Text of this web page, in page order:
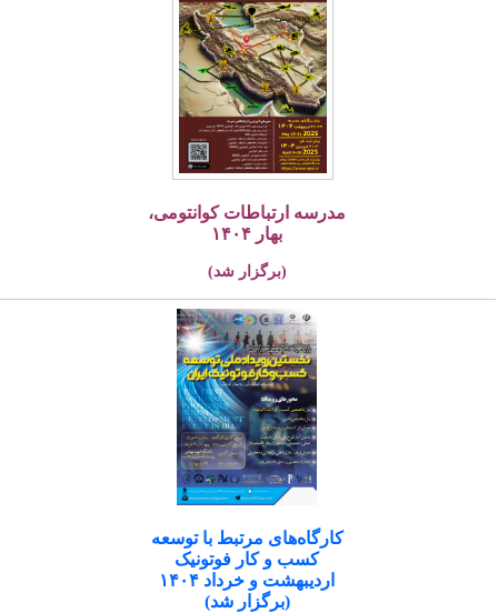
مدرسه ارتباطات کوانتومی،
بهار ۱۴۰۴
(برگزار شد)
کارگاه‌های مرتبط با توسعه
کسب و کار فوتونیک
اردیبهشت و خرداد ۱۴۰۴
(برگزار شد)